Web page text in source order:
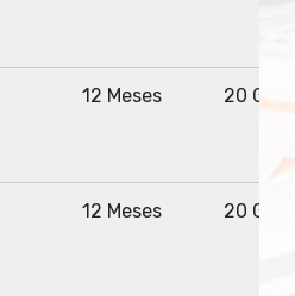
12 Meses 20
12 Meses 20